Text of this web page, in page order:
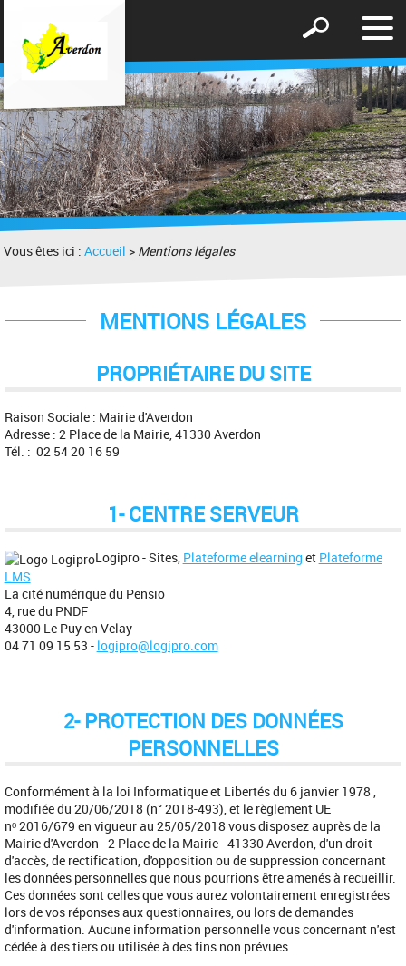
le
Afficher
formulaire
de
recherche
Vous êtes ici :Accueil > Mentions légales
MENTIONS LÉGALES
PROPRIÉTAIRE DU SITE
Raison Sociale : Mairie d'Averdon
Adresse : 2 Place de la Mairie, 41330 Averdon
Tél. : 02 54 20 16 59
1- CENTRE SERVEUR
Logipro - Sites, Plateforme elearning et Plateforme
LMS
La cité numérique du Pensio
4, rue du PNDF
43000 Le Puy en Velay
04 71 09 15 53 - logipro@logipro.com
2- PROTECTION DES DONNÉES
PERSONNELLES
Conformément à la loi Informatique et Libertés du 6 janvier 1978 ,
modifiée du 20/06/2018 (n° 2018-493), et le règlement UE
nᵒ 2016/679 en vigueur au 25/05/2018 vous disposez auprès de la
Mairie d'Averdon - 2 Place de la Mairie - 41330 Averdon, d'un droit
d'accès, de rectification, d'opposition ou de suppression concernant
les données personnelles que nous pourrions être amenés à recueillir.
Ces données sont celles que vous aurez volontairement enregistrées
lors de vos réponses aux questionnaires, ou lors de demandes
d'information. Aucune information personnelle vous concernant n'est
cédée à des tiers ou utilisée à des fins non prévues.